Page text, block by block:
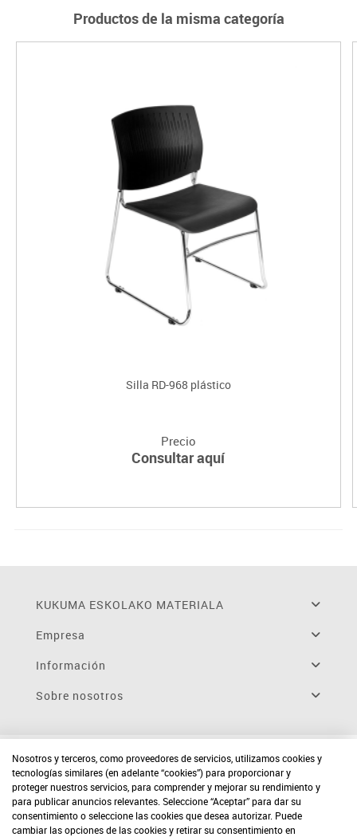
Productos de la misma categoría
Silla RD-968 plástico
Precio
Consultar aquí
KUKUMA ESKOLAKO MATERIALA
Empresa
Información
Sobre nosotros
Nosotros y terceros, como proveedores de servicios, utilizamos cookies y
tecnologías similares (en adelante “cookies”) para proporcionar y
proteger nuestros servicios, para comprender y mejorar su rendimiento y
para publicar anuncios relevantes. Seleccione “Aceptar” para dar su
consentimiento o seleccione las cookies que desea autorizar. Puede
cambiar las opciones de las cookies y retirar su consentimiento en